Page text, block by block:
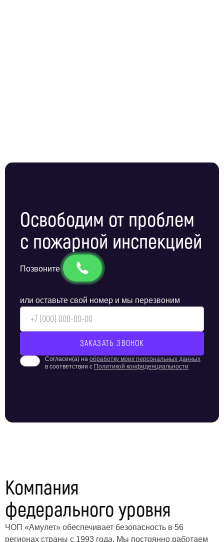
Освободим от проблем
с пожарной инспекцией
Позвоните
или оставьте свой номер и мы перезвоним
Согласен(а) на обработку моих персональных данных
в соответствии с Политикой конфиденциальности
Компания
федерального уровня
ЧОП «Амулет» обеспечивает безопасность в 56
регионах страны с 1993 года. Мы постоянно работаем